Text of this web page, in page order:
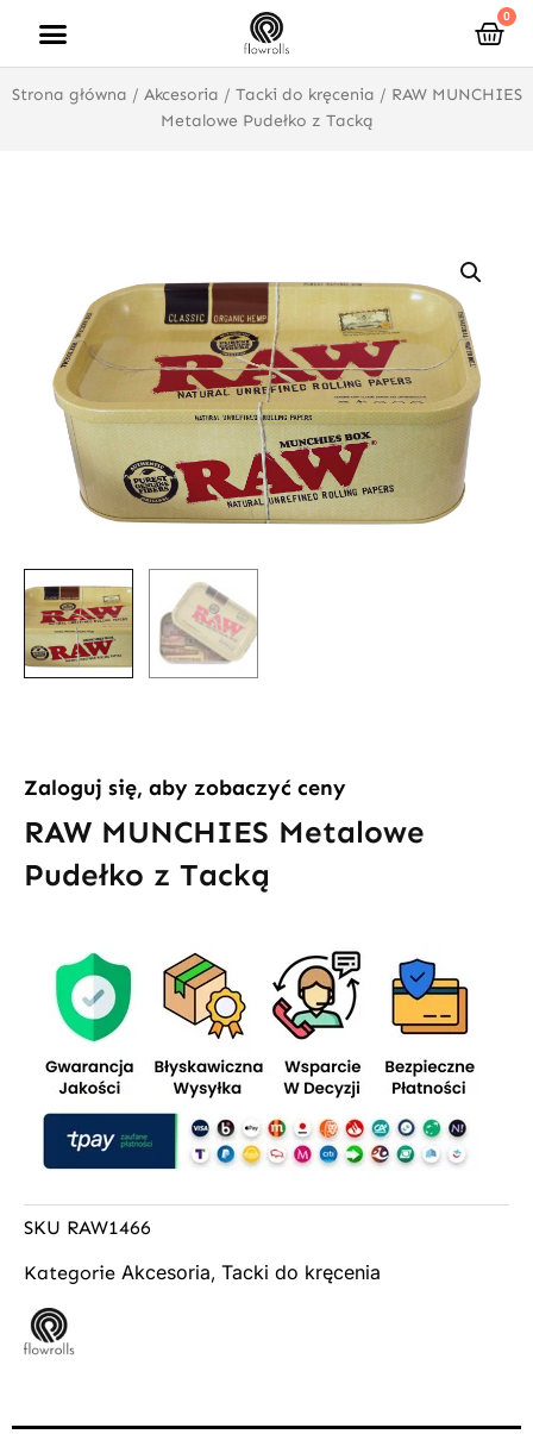
treści
0
Strona główna / Akcesoria / Tacki do kręcenia / RAW MUNCHIES
Metalowe Pudełko z Tacką
Zaloguj się, aby zobaczyć ceny
RAW MUNCHIES Metalowe
Pudełko z Tacką
SKU RAW1466
Kategorie Akcesoria, Tacki do kręcenia